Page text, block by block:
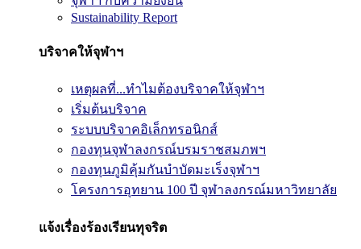
Sustainability Report
บริจาคให้จุฬาฯ
เหตุผลที่...ทำไมต้องบริจาคให้จุฬาฯ
เริ่มต้นบริจาค
ระบบบริจาคอิเล็กทรอนิกส์
กองทุนจุฬาลงกรณ์บรมราชสมภพฯ
กองทุนภูมิคุ้มกันบำบัดมะเร็งจุฬาฯ
โครงการอุทยาน 100 ปี จุฬาลงกรณ์มหาวิทยาลัย
แจ้งเรื่องร้องเรียนทุจริต